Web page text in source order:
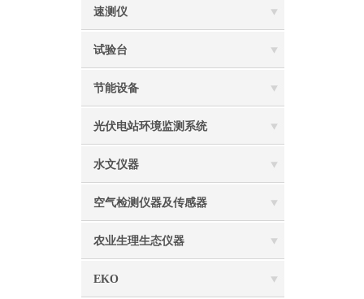
速测仪
试验台
节能设备
光伏电站环境监测系统
水文仪器
空气检测仪器及传感器
农业生理生态仪器
EKO